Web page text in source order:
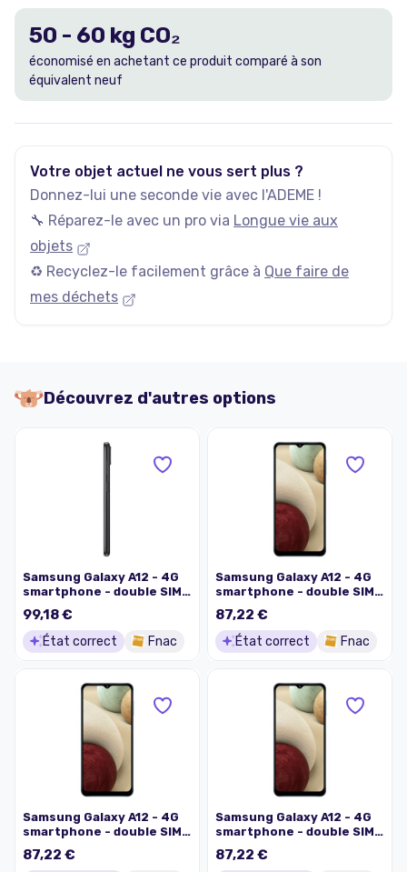
50 - 60 kg CO₂
économisé en achetant ce produit comparé à son
équivalent neuf
Votre objet actuel ne vous sert plus ?
Donnez-lui une seconde vie avec l'ADEME !
🔧 Réparez-le avec un pro via Longue vie aux
objets
♻️ Recyclez-le facilement grâce à Que faire de
mes déchets
Découvrez d'autres options
Samsung Galaxy A12 - 4G
smartphone - double SIM -
interne 64 Go - microSD
slot - Écran LCD - 6.5" -
1600 x 720 pixels - 4x
camera 8 MP - noir
99,18 €
État correct Fnac
Samsung Galaxy A12 - 4G
smartphone - double SIM -
interne 64 Go - microSD
slot - Écran LCD - 6.5" -
1600 x 720 pixels - 4x
camera 8 MP - bleu
87,22 €
État correct Fnac
Samsung Galaxy A12 - 4G
smartphone - double SIM -
RAM 4 Go / Mémoire
interne 64 Go - microSD
87,22 €
Samsung Galaxy A12 - 4G
smartphone - double SIM -
RAM 4 Go / Mémoire
interne 64 Go - microSD
87,22 €